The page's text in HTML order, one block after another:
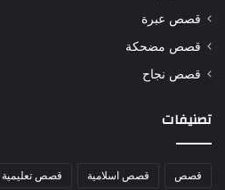
قصص عبرة
قصص مضحكة
قصص نجاح
تصنيفات
قصص قصص اسلامية قصص تعليمية